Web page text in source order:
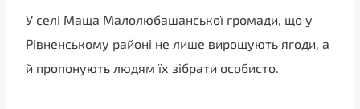
У селі Маща Малолюбашанської громади, що у
Рівненському районі не лише вирощують ягоди, а
й пропонують людям їх зібрати особисто.